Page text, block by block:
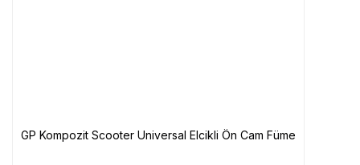
GP Kompozit Scooter Universal Elcikli Ön Cam Füme